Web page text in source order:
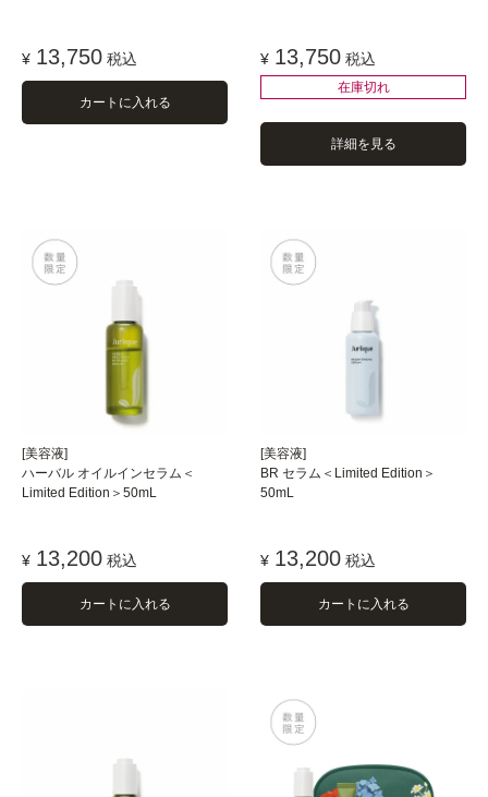
¥ 13,750 税込
カートに入れる
¥ 13,750 税込
在庫切れ
詳細を見る
[美容液]
ハーバル オイルインセラム＜
Limited Edition＞50mL
¥ 13,200 税込
カートに入れる
[美容液]
BR セラム＜Limited Edition＞
50mL
¥ 13,200 税込
カートに入れる